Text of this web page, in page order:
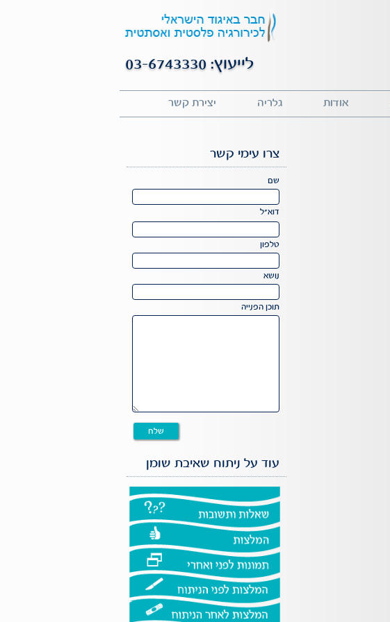
לייעוץ: 03-6743330
אודות גלריה יצירת קשר
צרו עימי קשר
Please
this
field
empty.
שם
דוא"ל
leave
this
field
empty.
טלפון
נושא
תוכן הפנייה
עוד על ניתוח שאיבת שומן